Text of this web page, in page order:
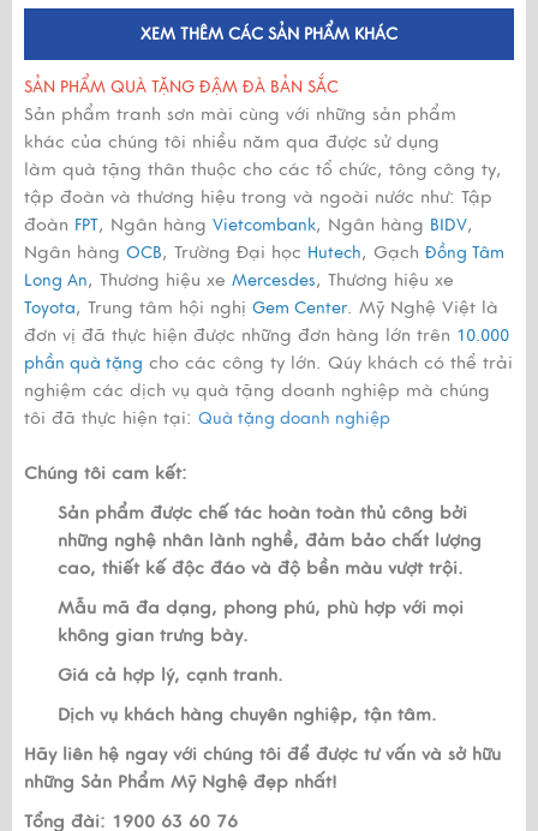
XEM THÊM CÁC SẢN PHẨM KHÁC
SẢN PHẨM QUÀ TẶNG ĐẬM ĐÀ BẢN SẮC
Sản phẩm tranh sơn mài cùng với những sản phẩm
khác của chúng tôi nhiều năm qua được sử dụng
làm quà tặng thân thuộc cho các tổ chức, tông công ty,
tập đoàn và thương hiệu trong và ngoài nước như: Tập
đoàn FPT, Ngân hàng Vietcombank, Ngân hàng BIDV,
Ngân hàng OCB, Trường Đại học Hutech, Gạch Đồng Tâm
Long An, Thương hiệu xe Mercesdes, Thương hiệu xe
Toyota, Trung tâm hội nghị Gem Center . Mỹ Nghệ Việt là
đơn vị đã thực hiện được những đơn hàng lớn trên 10.000
phần quà tặng cho các công ty lớn. Qúy khách có thể trải
nghiệm các dịch vụ quà tặng doanh nghiệp mà chúng
tôi đã thực hiện tại: Quà tặng doanh nghiệp
Chúng tôi cam kết:
Sản phẩm được chế tác hoàn toàn thủ công bởi
những nghệ nhân lành nghề, đảm bảo chất lượng
cao, thiết kế độc đáo và độ bền màu vượt trội.
Mẫu mã đa dạng, phong phú, phù hợp với mọi
không gian trưng bày.
Giá cả hợp lý, cạnh tranh.
Dịch vụ khách hàng chuyên nghiệp, tận tâm.
Hãy liên hệ ngay với chúng tôi để được tư vấn và sở hữu
những Sản Phẩm Mỹ Nghệ đẹp nhất!
Tổng đài: 1900 63 60 76